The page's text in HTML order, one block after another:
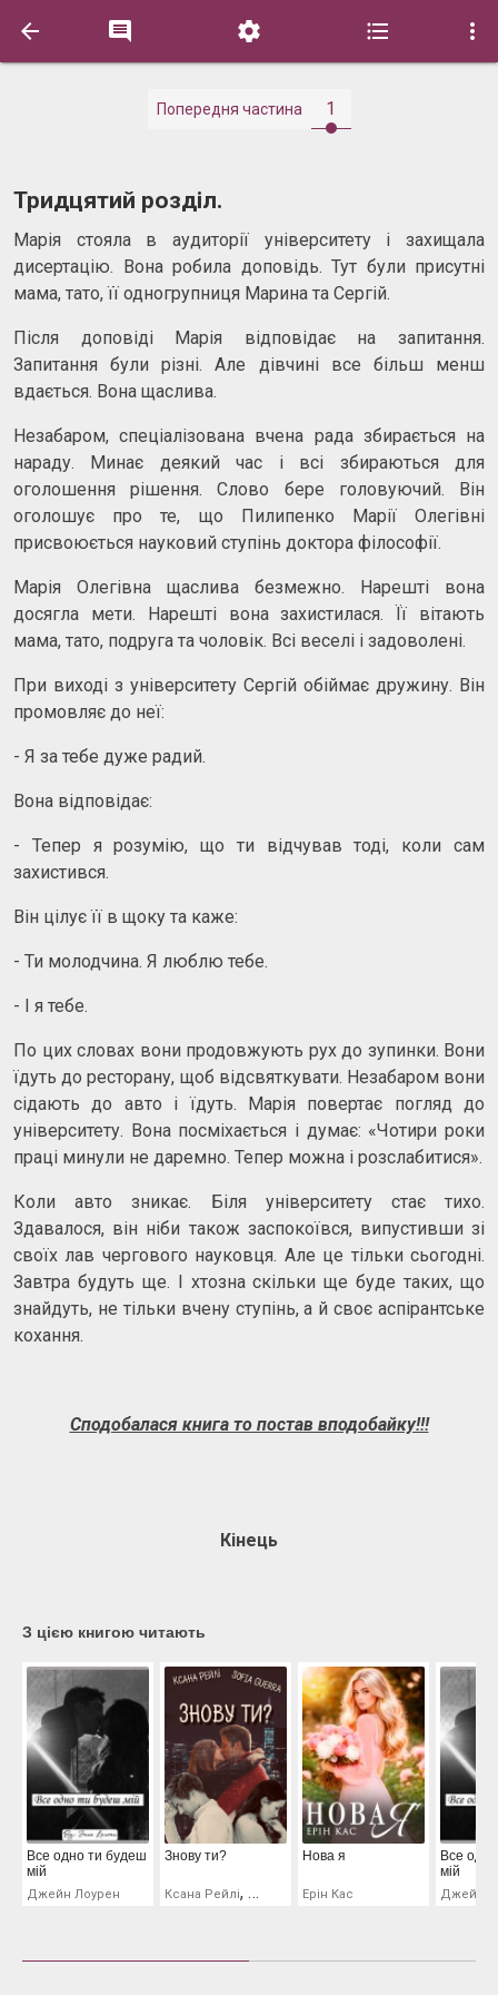
    
Попередня частина 1
Тридцятий розділ.
Марія стояла в аудиторії університету і захищала
дисертацію. Вона робила доповідь. Тут були присутні
мама, тато, її одногрупниця Марина та Сергій.
Після доповіді Марія відповідає на запитання.
Запитання були різні. Але дівчині все більш менш
вдається. Вона щаслива.
Незабаром, спеціалізована вчена рада збирається на
нараду. Минає деякий час і всі збираються для
оголошення рішення. Слово бере головуючий. Він
оголошує про те, що Пилипенко Марії Олегівні
присвоюється науковий ступінь доктора філософії.
Марія Олегівна щаслива безмежно. Нарешті вона
досягла мети. Нарешті вона захистилася. Її вітають
мама, тато, подруга та чоловік. Всі веселі і задоволені.
При виході з університету Сергій обіймає дружину. Він
промовляє до неї:
- Я за тебе дуже радий.
Вона відповідає:
- Тепер я розумію, що ти відчував тоді, коли сам
захистився.
Він цілує її в щоку та каже:
- Ти молодчина. Я люблю тебе.
- І я тебе.
По цих словах вони продовжують рух до зупинки. Вони
їдуть до ресторану, щоб відсвяткувати. Незабаром вони
сідають до авто і їдуть. Марія повертає погляд до
університету. Вона посміхається і думає: «Чотири роки
праці минули не даремно. Тепер можна і розслабитися».
Коли авто зникає. Біля університету стає тихо.
Здавалося, він ніби також заспокоївся, випустивши зі
своїх лав чергового науковця. Але це тільки сьогодні.
Завтра будуть ще. І хтозна скільки ще буде таких, що
знайдуть, не тільки вчену ступінь, а й своє аспірантське
кохання.
Сподобалася книга то постав вподобайку!!!
Кінець
З цією книгою читають
Все одно ти будеш
мій
Джейн Лоурен
Знову ти?
Ксана Рейлі, Софія Гуерра
Нова я
Ерін Кас
Все
мій
Джейн